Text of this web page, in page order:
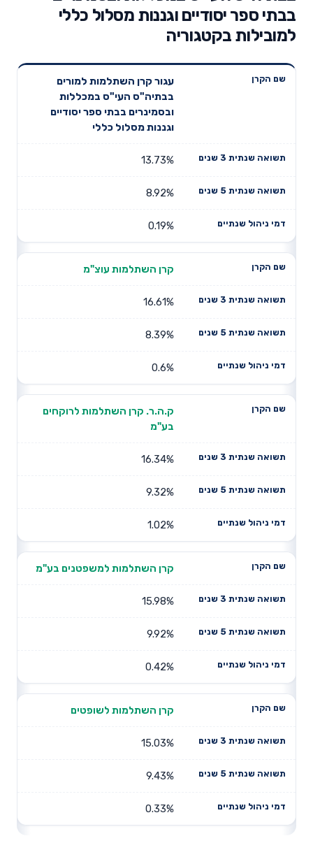
בבתי ספר יסודיים וגננות מסלול כללי
למובילות בקטגוריה
שנתית 3
תשואה
שנתית 5
שנים
עגור קרן השתלמות למורים
בבתיה"ס העי"ס במכללות
ובסמינרים בבתי ספר יסודיים
וגננות מסלול כללי
13.73%
8.92%
0.19%
קרן השתלמות עוצ"מ
16.61%
8.39%
0.6%
ק.ה.ר. קרן השתלמות לרוקחים
בע"מ
16.34%
9.32%
1.02%
קרן השתלמות למשפטנים בע"מ
15.98%
9.92%
0.42%
קרן השתלמות לשופטים
15.03%
9.43%
0.33%